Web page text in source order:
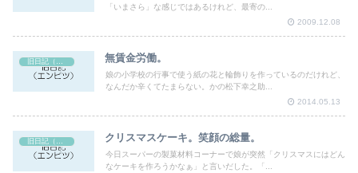
「いまさら」な感じではあるけれど、最寄の...
2009.12.08
旧日記（エンピツ） 無賃金労働。
娘の小学校の行事で使う紙の花と輪飾りを作っているのだけれど、
なんだか辛くてたまらない。かの松下幸之助...
2014.05.13
クリスマスケーキ。笑顔の総量。
今日スーパーの製菓材料コーナーで娘が突然「クリスマスにはどん
なケーキを作ろうかなぁ」と言いだした。「...